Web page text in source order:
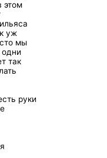
этом
уж
мы
так
руки